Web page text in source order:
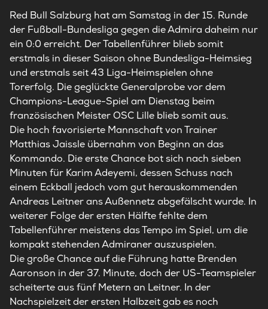
Red Bull Salzburg hat am Samstag in der 15. Runde
der Fußball-Bundesliga gegen die Admira daheim nur
ein 0:0 erreicht. Der Tabellenführer blieb somit
erstmals in dieser Saison ohne Bundesliga-Heimsieg
und erstmals seit 43 Liga-Heimspielen ohne
Torerfolg. Die geglückte Generalprobe vor dem
Champions-League-Spiel am Dienstag beim
französischen Meister OSC Lille blieb somit aus.
Die hoch favorisierte Mannschaft von Trainer
Matthias Jaissle übernahm von Beginn an das
Kommando. Die erste Chance bot sich nach sieben
Minuten für Karim Adeyemi, dessen Schuss nach
einem Eckball jedoch vom gut herauskommenden
Andreas Leitner ans Außennetz abgefälscht wurde. In
weiterer Folge der ersten Hälfte fehlte dem
Tabellenführer meistens das Tempo im Spiel, um die
kompakt stehenden Admiraner auszuspielen.
Die große Chance auf die Führung hatte Brenden
Aaronson in der 37. Minute, doch der US-Teamspieler
scheiterte aus fünf Metern an Leitner. In der
Nachspielzeit der ersten Halbzeit gab es noch